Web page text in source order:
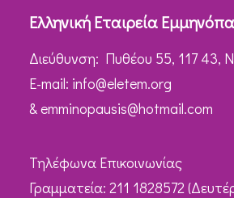
Ελληνική Εταιρεία
Διεύθυνση: Πυθέου 55, 117 43,
Ε-mail: info@eletem.org
&emminopausis@hotmail.com
Τηλέφωνα Επικοινωνίας
Γραμματεία: 211 1828572